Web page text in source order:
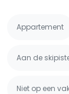
Appartement
Aan de
Niet op een